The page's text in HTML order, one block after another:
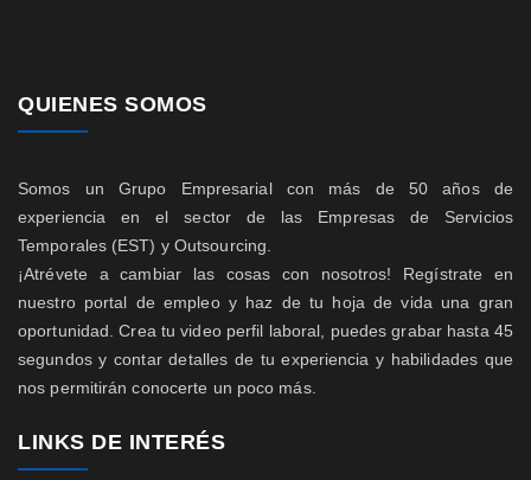
QUIENES SOMOS
Somos un Grupo Empresarial con más de 50 años de
experiencia en el sector de las Empresas de Servicios
Temporales (EST) y Outsourcing.
¡Atrévete a cambiar las cosas con nosotros! Regístrate en
nuestro portal de empleo y haz de tu hoja de vida una gran
oportunidad. Crea tu video perfil laboral, puedes grabar hasta 45
segundos y contar detalles de tu experiencia y habilidades que
nos permitirán conocerte un poco más.
LINKS DE INTERÉS